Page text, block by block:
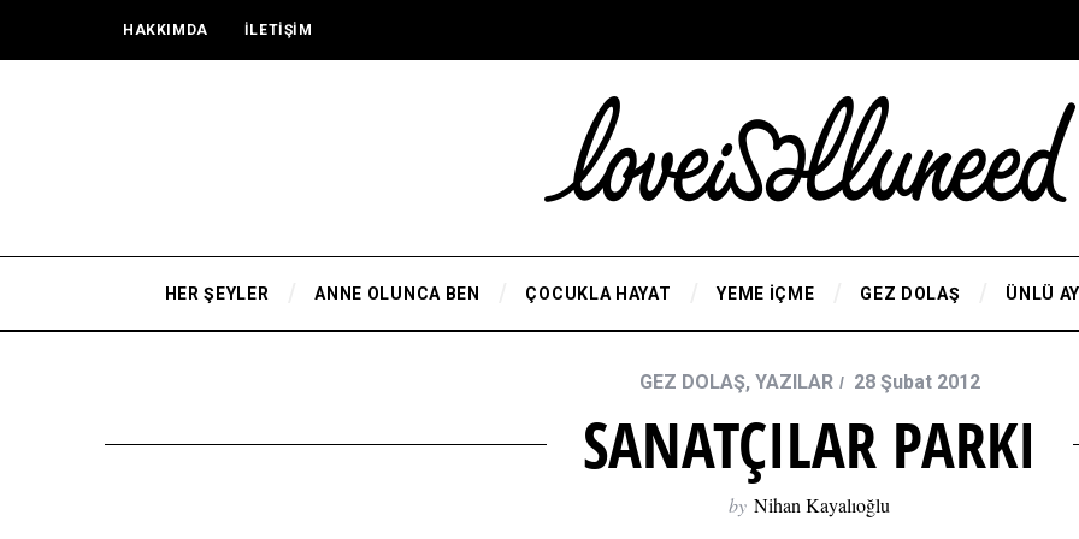
HAKKIMDA İLETİŞİM
HER ŞEYLER ANNE OLUNCA BEN ÇOCUKLA HAYAT YEME İÇME GEZ DOLAŞ ÜNLÜ
GEZ DOLAŞ, YAZILAR 28 Şubat 2012
SANATÇILAR PARKI
by Nihan Kayalıoğlu